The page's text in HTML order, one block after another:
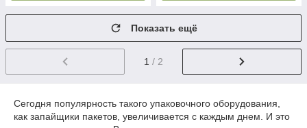
Показать ещё
1 / 2
Сегодня популярность такого упаковочного оборудования,
как запайщики пакетов, увеличивается с каждым днем. И это